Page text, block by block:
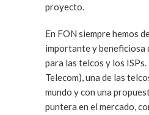
proyecto.
En FON siempre hemos
importante y beneficiosa
para las telcos y los
Telecom), una de las
mundo y con una
puntera en el mercado,